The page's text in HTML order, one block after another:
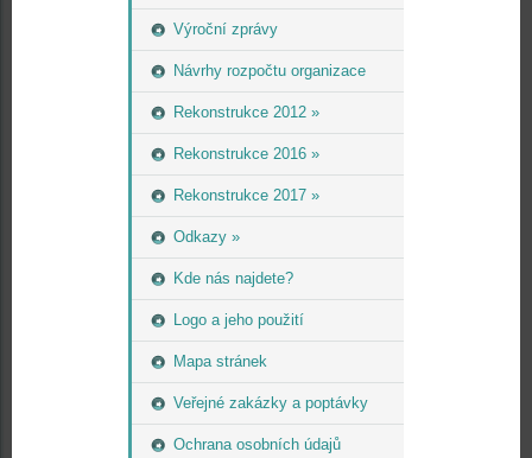
Výroční zprávy
Návrhy rozpočtu organizace
Rekonstrukce 2012 »
Rekonstrukce 2016 »
Rekonstrukce 2017 »
Odkazy »
Kde nás najdete?
Logo a jeho použití
Mapa stránek
Veřejné zakázky a poptávky
Ochrana osobních údajů